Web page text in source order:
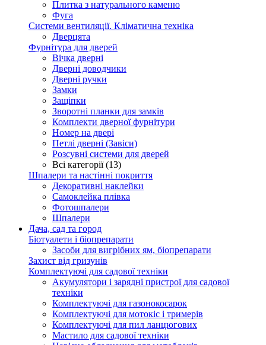
Плитка з натурального каменю
Фуга
Системи вентиляції. Кліматична техніка
Дверцята
Фурнітура для дверей
Вічка дверні
Дверні доводчики
Дверні ручки
Замки
Защіпки
Зворотні планки для замків
Комплекти дверної фурнітури
Номер на двері
Петлі дверні (Завіси)
Розсувні системи для дверей
Всі категорії (13)
Шпалери та настінні покриття
Декоративні наклейки
Самоклейка плівка
Фотошпалери
Шпалери
Дача, сад та город
Біотуалети і біопрепарати
Засоби для вигрібних ям, біопрепарати
Захист від гризунів
Комплектуючі для садової техніки
Акумулятори і зарядні пристрої для садової
техніки
Комплектуючі для газонокосарок
Комплектуючі для мотокіс і тримерів
Комплектуючі для пил ланцюгових
Мастило для садової техніки